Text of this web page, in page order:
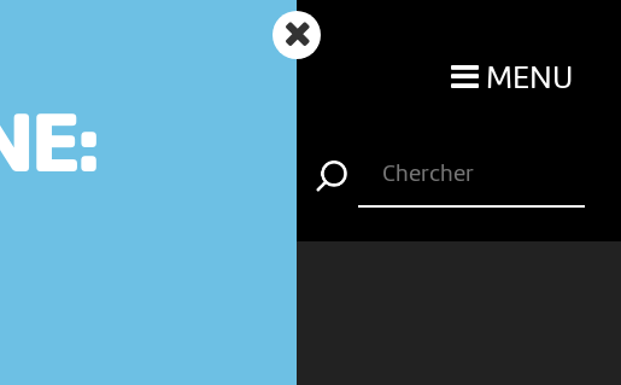
MENU